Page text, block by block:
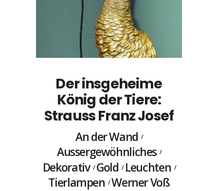
Der insgeheime
König der Tiere:
Strauss Franz Josef
An der Wand
Aussergewöhnliches
Dekorativ Gold Leuchten
Tierlampen Werner Voß